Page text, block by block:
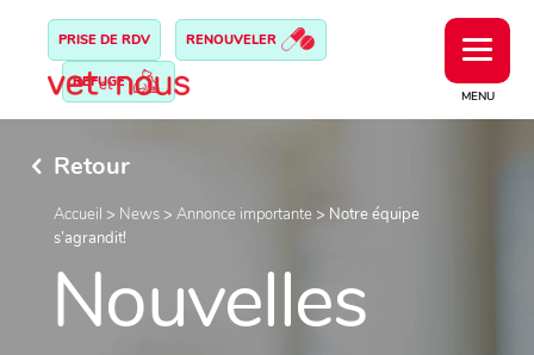
MENU
PRISE DE RDV RENOUVELER
REFUGE
Retour
Accueil > News > Annonce importante > Notre équipe
s’agrandit!
Nouvelles